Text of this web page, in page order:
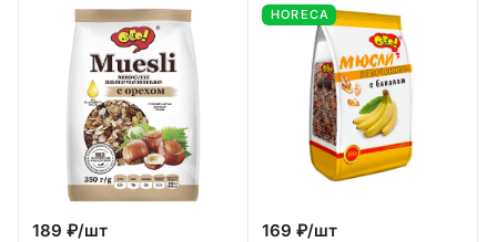
189 ₽/шт
HORECA
169 ₽/шт